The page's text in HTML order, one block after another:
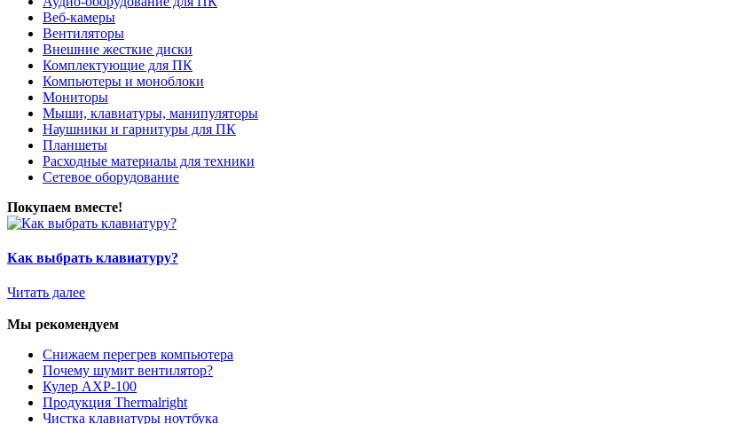
Веб-камеры
Вентиляторы
Внешние жесткие диски
Комплектующие для ПК
Компьютеры и моноблоки
Мониторы
Мыши, клавиатуры, манипуляторы
Наушники и гарнитуры для ПК
Планшеты
Расходные материалы для техники
Сетевое оборудование
Покупаем вместе!
Как выбрать клавиатуру?
Читать далее
Мы рекомендуем
Снижаем перегрев компьютера
Почему шумит вентилятор?
Кулер AXP-100
Продукция Thermalright
Чистка клавиатуры ноутбука